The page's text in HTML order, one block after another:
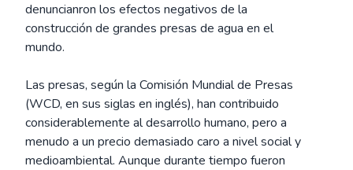
denuncianron los efectos negativos de la
construcción de grandes presas de agua en el
mundo.
Las presas, según la Comisión Mundial de Presas
(WCD, en sus siglas en inglés), han contribuido
considerablemente al desarrollo humano, pero a
menudo a un precio demasiado caro a nivel social y
medioambiental. Aunque durante tiempo fueron